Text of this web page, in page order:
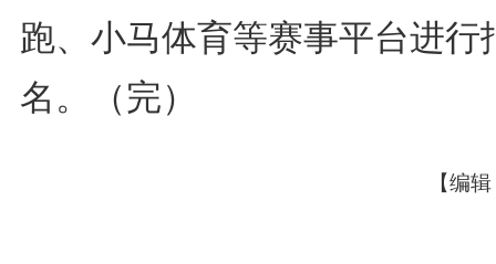
跑、小马体育等赛事平台进行
名。（完）
【编